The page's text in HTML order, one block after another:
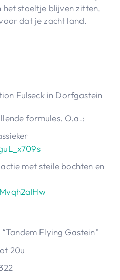
stoeltje blijven zitten,
dat je zacht land.
Fulseck in Dorfgastein
formules. O.a.:
met steile bochten en
Flying Gastein”
20u